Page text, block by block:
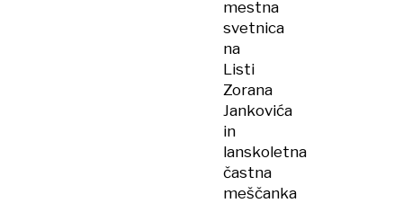
mestna
svetnica
na
Listi
Zorana
Jankovića
in
lanskoletna
častna
meščanka